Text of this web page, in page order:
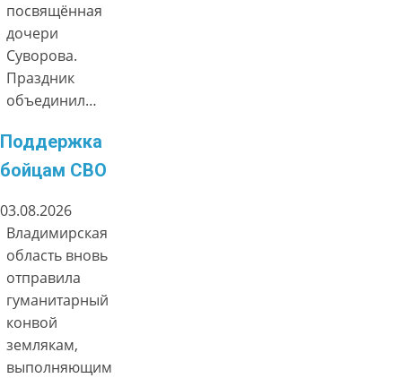
посвящённая
дочери
Суворова.
Праздник
объединил…
Поддержка
бойцам СВО
03.08.2026
Владимирская
область вновь
отправила
гуманитарный
конвой
землякам,
выполняющим